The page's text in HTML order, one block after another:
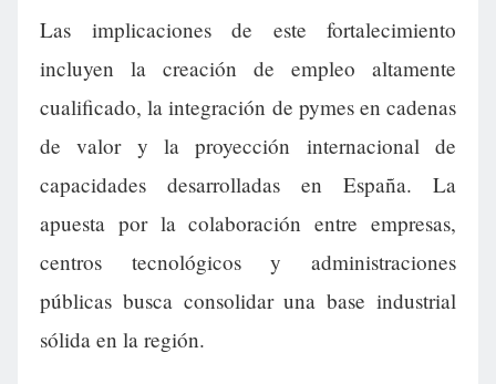
Las implicaciones de este fortalecimiento
incluyen la creación de empleo altamente
cualificado, la integración de pymes en cadenas
de valor y la proyección internacional de
capacidades desarrolladas en España. La
apuesta por la colaboración entre empresas,
centros tecnológicos y administraciones
públicas busca consolidar una base industrial
sólida en la región.